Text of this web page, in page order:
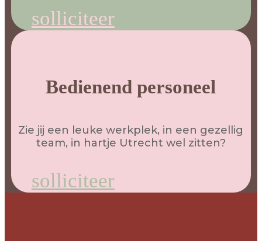
solliciteer
Bedienend personeel
Zie jij een leuke werkplek, in een gezellig
team, in hartje Utrecht wel zitten?
solliciteer